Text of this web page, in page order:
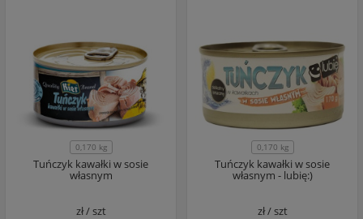
0,170 kg
Tuńczyk kawałki w sosie
własnym
zł /szt
0,170 kg
Tuńczyk kawałki w sosie
własnym - lubię:)
zł /szt